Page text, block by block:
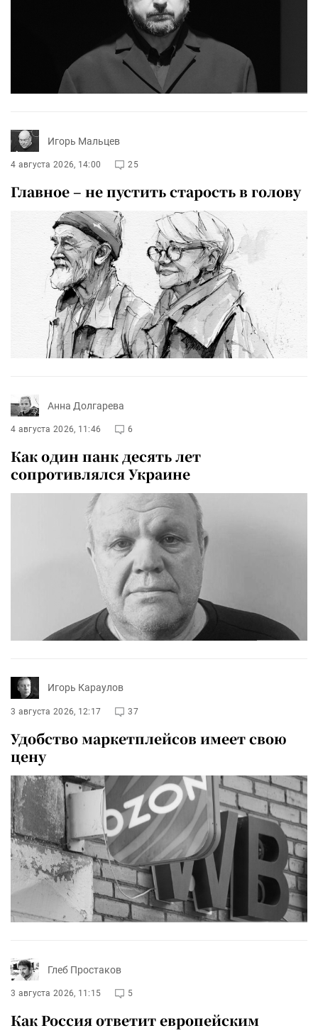
Игорь Мальцев
4 августа 2026, 14:00 25
Главное – не пустить старость в голову
Анна Долгарева
4 августа 2026, 11:46 6
Как один панк десять лет
сопротивлялся Украине
Игорь Караулов
3 августа 2026, 12:17 37
Удобство маркетплейсов имеет свою
цену
Глеб Простаков
3 августа 2026, 11:15 5
Как Россия ответит европейским